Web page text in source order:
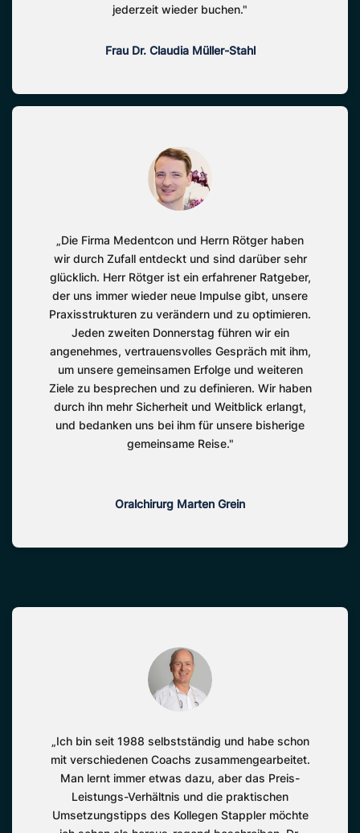
jederzeit wieder buchen."
Frau Dr. Claudia Müller-Stahl
„Die Firma Medentcon und Herrn Rötger haben
wir durch Zufall entdeckt und sind darüber sehr
glücklich. Herr Rötger ist ein erfahrener Ratgeber,
der uns immer wieder neue Impulse gibt, unsere
Praxisstrukturen zu verändern und zu optimieren.
Jeden zweiten Donnerstag führen wir ein
angenehmes, vertrauensvolles Gespräch mit ihm,
um unsere gemeinsamen Erfolge und weiteren
Ziele zu besprechen und zu definieren. Wir haben
durch ihn mehr Sicherheit und Weitblick erlangt,
und bedanken uns bei ihm für unsere bisherige
gemeinsame Reise."
Oralchirurg Marten Grein
„Ich bin seit 1988 selbstständig und habe schon
mit verschiedenen Coachs zusammengearbeitet.
Man lernt immer etwas dazu, aber das Preis-
Leistungs-Verhältnis und die praktischen
Umsetzungstipps des Kollegen Stappler möchte